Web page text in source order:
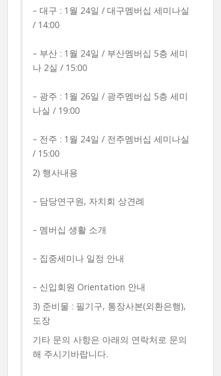
– 대구 : 1월 24일 / 대구멤버십 세미나실
/ 14:00
– 부산 : 1월 24일 / 부산멤버십 5층 세미
나 2실 / 15:00
– 광주 : 1월 26일 / 광주멤버십 5층 세미
나실 / 19:00
– 전주 : 1월 24일 / 전주멤버십 세미나실
/ 15:00
2) 행사내용
– 담당연구원, 자치회 상견례
– 멤버십 생활 소개
– 집중세미나 일정 안내
– 신입회원 Orientation 안내
3) 준비물 : 필기구, 통장사본(외환은행),
도장
기타 문의 사항은 아래의 연락처로 문의
해 주시기바랍니다.